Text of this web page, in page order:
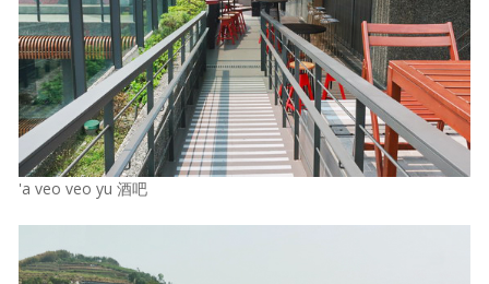
'a veo veo yu 酒吧